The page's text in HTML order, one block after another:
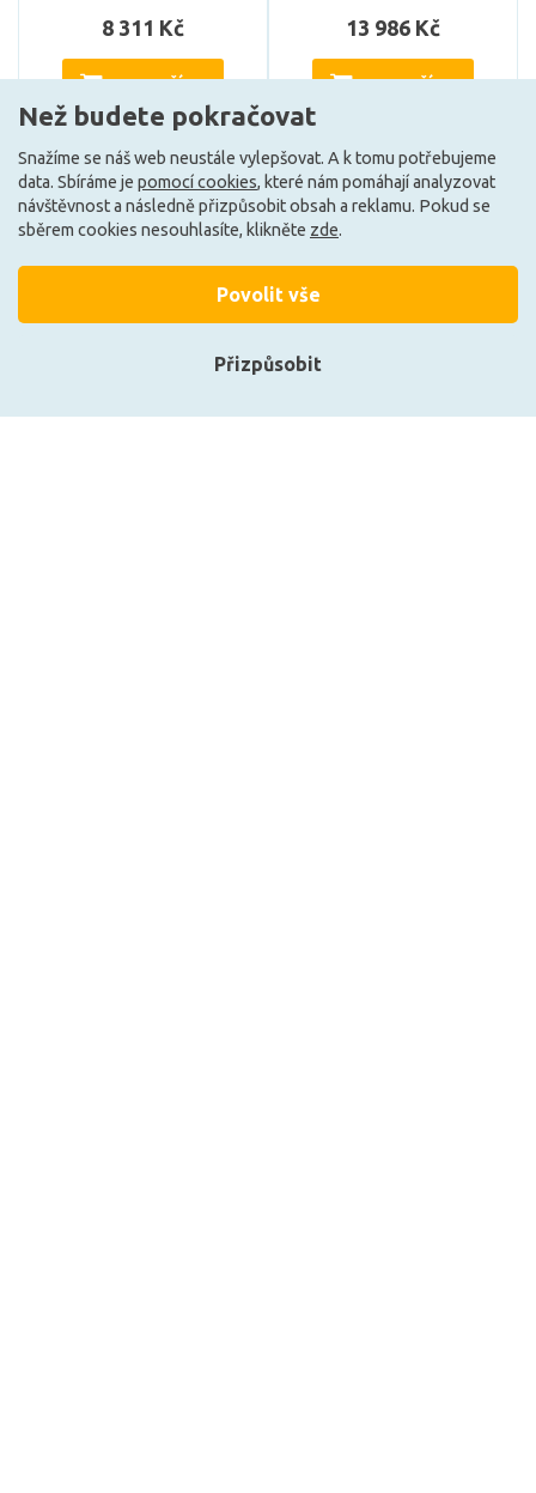
8 311 Kč
DO KOŠÍKU
Může být u Vás 4. 9.
13 986 Kč
DO KOŠÍKU
Může být u Vás 4. 9.
Načíst další
Ze stejné kolekce
Než budete pokračovat
Snažíme se náš web neustále vylepšovat. A k tomu potřebujeme
data. Sbíráme je pomocí cookies, které nám pomáhají analyzovat
návštěvnost a následně přizpůsobit obsah a reklamu. Pokud se
sběrem cookies nesouhlasíte, klikněte zde.
Přizpůsobit
Povolit vše